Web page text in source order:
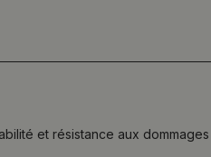
et résistance aux dommages